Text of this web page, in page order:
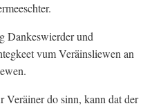
Dankeswierder und
vum Veräinsliewen an
Veräiner do sinn, kann dat der